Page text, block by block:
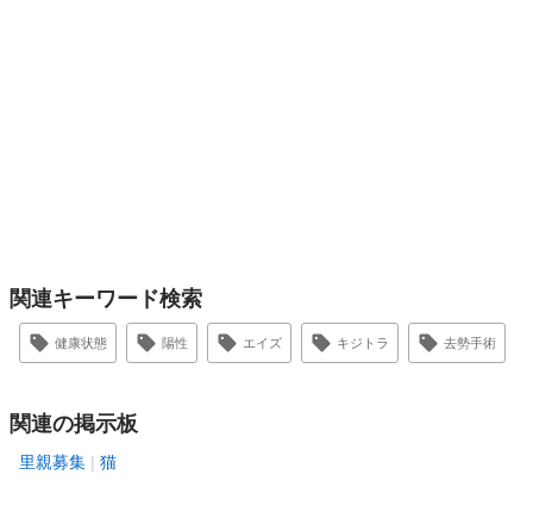
関連キーワード検索
健康状態 陽性 エイズ キジトラ 去勢手術
関連の掲示板
里親募集 猫